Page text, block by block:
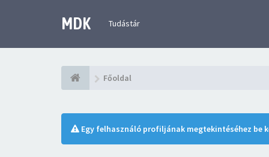
MDK Tudástár
Főoldal
Egy felhasználó profiljának megtekintéséhez be